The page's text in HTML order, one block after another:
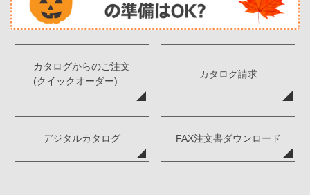
カタログからのご注文
(クイックオーダー)
カタログ請求
デジタルカタログ FAX注文書ダウンロード